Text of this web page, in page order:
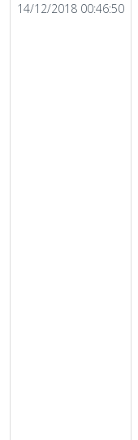
14/12/2018 00:46:50